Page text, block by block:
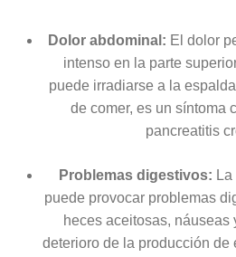
Dolor abdominal: El dolor
intenso en la parte
puede irradiarse a la
de comer, es un síntoma
pancreatitis
Problemas digestivos:
puede provocar problemas
heces aceitosas, náuseas
deterioro de la producción de